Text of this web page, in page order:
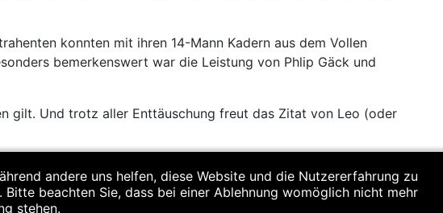
konnten mit ihren 14-Mann Kadern aus dem Vollen
bemerkenswert war die Leistung von Phlip Gäck und
gilt. Und trotz aller Enttäuschung freut das Zitat von Leo (oder
Rümmelein, Philip Gäck, Tim Weinberger, Ludwig Hilz
andere uns helfen, diese Website und die Nutzererfahrung zu
beachten Sie, dass bei einer Ablehnung womöglich nicht mehr
stehen.